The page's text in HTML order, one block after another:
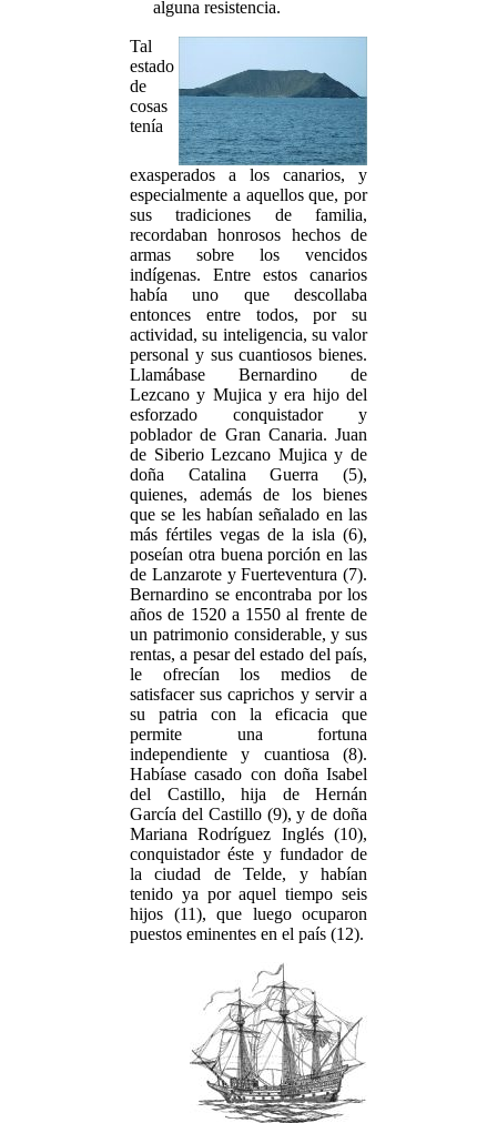
alguna resistencia.
Tal
estado
de
cosas
tenía
exasperados a los canarios, y
especialmente a aquellos que, por
sus tradiciones de familia,
recordaban honrosos hechos de
armas sobre los vencidos
indígenas. Entre estos canarios
había uno que descollaba
entonces entre todos, por su
actividad, su inteligencia, su valor
personal y sus cuantiosos bienes.
Llamábase Bernardino de
Lezcano y Mujica y era hijo del
esforzado conquistador y
poblador de Gran Canaria. Juan
de Siberio Lezcano Mujica y de
doña Catalina Guerra (5),
quienes, además de los bienes
que se les habían señalado en las
más fértiles vegas de la isla (6),
poseían otra buena porción en las
de Lanzarote y Fuerteventura (7).
Bernardino se encontraba por los
años de 1520 a 1550 al frente de
un patrimonio considerable, y sus
rentas, a pesar del estado del país,
le ofrecían los medios de
satisfacer sus caprichos y servir a
su patria con la eficacia que
permite una fortuna
independiente y cuantiosa (8).
Habíase casado con doña Isabel
del Castillo, hija de Hernán
García del Castillo (9), y de doña
Mariana Rodríguez Inglés (10),
conquistador éste y fundador de
la ciudad de Telde, y habían
tenido ya por aquel tiempo seis
hijos (11), que luego ocuparon
puestos eminentes en el país (12).